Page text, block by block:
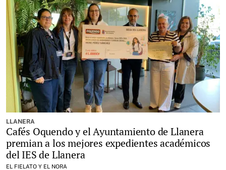
LLANERA
Cafés Oquendo y el Ayuntamiento de Llanera
premian a los mejores expedientes académicos
del IES de Llanera
EL FIELATO Y EL NORA